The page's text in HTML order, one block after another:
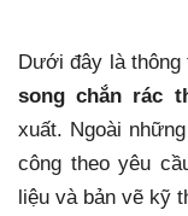
Dưới đây là
song chắn rác
xuất. Ngoài
công theo yêu
liệu và bản vẽ kỹ